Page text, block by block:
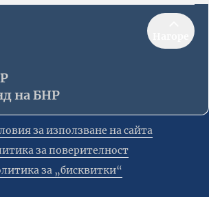
на БНР
за използване на сайта
за поверителност
за „бисквитки“